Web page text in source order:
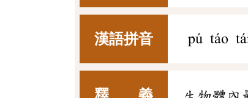
漢語拼音 pú táo